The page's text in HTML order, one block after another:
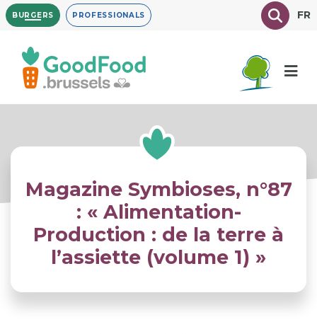
Overslaan
en
inhoud
gaan
BURGERS PROFESSIONALS TexteFR
Magazine Symbioses, n°87
: « Alimentation-
Production : de la terre à
l’assiette (volume 1) »